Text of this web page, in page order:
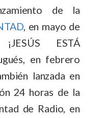
de la
, en mayo de
ESTÁ
en febrero
lanzada en
24 horas de la
de Radio, en